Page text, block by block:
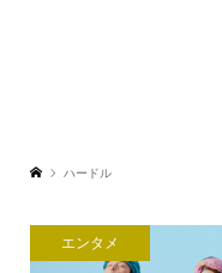
ハードル
エンタメ